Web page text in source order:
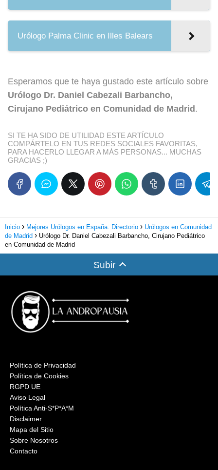
Urólogo Palma Clinic en Illes Balears
Esperamos que te haya gustado este artículo sobre
Urólogo Dr. Daniel Cabezali Barbancho,
Cirujano Pediátrico en Comunidad de Madrid .
SI TE HA SIDO DE UTILIDAD ESTE ARTÍCULO
COMPÁRTELO EN TUS REDES SOCIALES FAVORITAS,
PARA HACERLO LLEGAR A MÁS PERSONAS... MUCHAS
GRACIAS ;)
Inicio Mejores Urólogos en España: Directorio
Urólogos en Comunidad
de Madrid
Urólogo Dr. Daniel Cabezali Barbancho, Cirujano Pediátrico
en Comunidad de Madrid
Subir
Política de Privacidad
Política de Cookies
RGPD UE
Aviso Legal
Política Anti-S*P*A*M
Disclaimer
Mapa del Sitio
Sobre Nosotros
Contacto